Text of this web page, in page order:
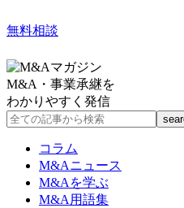
無料相談
M&A・事業承継を
わかりやすく発信
コラム
M&Aニュース
M&Aを学ぶ
M&A用語集